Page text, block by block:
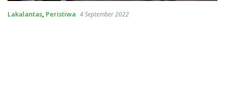
Lakalantas, Peristiwa 4 September 2022